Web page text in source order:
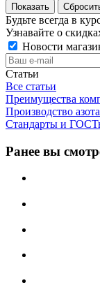
Будьте всегда в
Узнавайте о
Новости
Статьи
Все статьи
Преимущества
Производство
Стандарты и
Ранее вы